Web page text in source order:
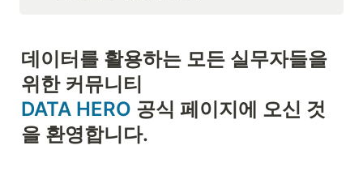
데이터를 활용하는 모든 실무자들을
DATA HERO 공식 페이지에 오신 것
을 환영합니다.